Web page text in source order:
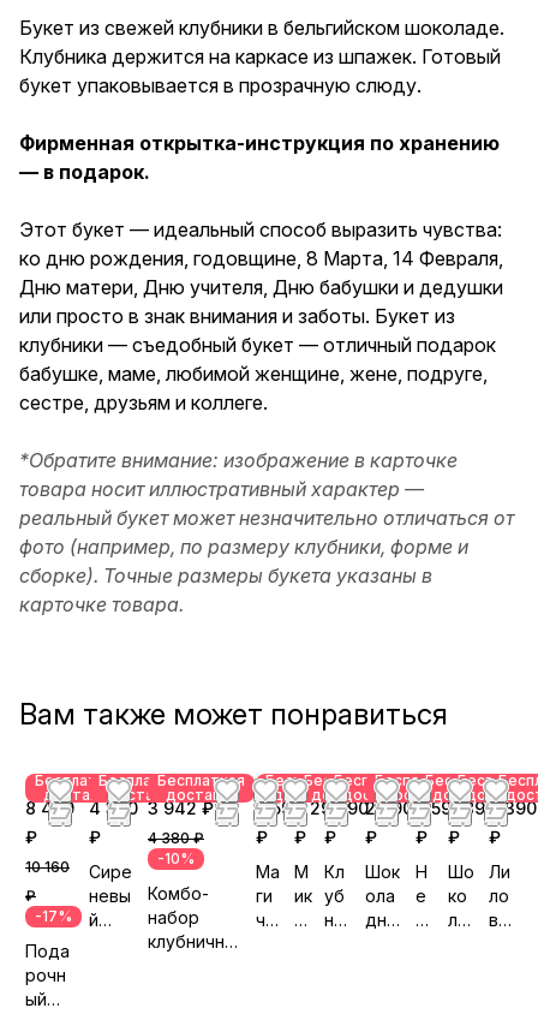
в знак внимания и заботы.
Букет из клубники —
съедобный букет — отличный
подарок бабушке, маме,
любимой женщине, жене,
коллеге.
Букет из свежей клубники в бельгийском шоколаде.
Клубника держится на каркасе из шпажек. Готовый
букет упаковывается в прозрачную слюду.
Фирменная открытка-инструкция по хранению
— в подарок.
Этот букет — идеальный способ выразить чувства:
ко дню рождения, годовщине, 8 Марта, 14 Февраля,
Дню матери, Дню учителя, Дню бабушки и дедушки
или просто в знак внимания и заботы. Букет из
клубники — съедобный букет — отличный подарок
бабушке, маме, любимой женщине, жене, подруге,
сестре, друзьям и коллеге.
*Обратите внимание: изображение в карточке
товара носит иллюстративный характер —
реальный букет может незначительно отличаться от
фото (например, по размеру клубники, форме и
сборке). Точные размеры букета указаны в
карточке товара.
Вам также может понравиться
Бесплатная
доставка
8 470
₽
10 160
₽
-17%
Пода
рочн
ый
Бесплатная
доставка
4 390
₽
Сире
невы
й
Бесплатная
доставка
3 942 ₽
4 380 ₽
-10%
Комбо-
набор
клубничны
Бесплатная
доставка
3 590
₽
Ма
ги
че
Бесплатная
доставка
3 290
₽
М
ик
с
Бесплатная
доставка
3 190
₽
Кл
уб
нич
Бесплатная
доставка
2 390
₽
Шок
ола
дно
Бесплатная
доставка
2 590
₽
Н
е
ж
доставка
2 890
₽
Шо
ко
ла
2 390
₽
Ли
ло
ва